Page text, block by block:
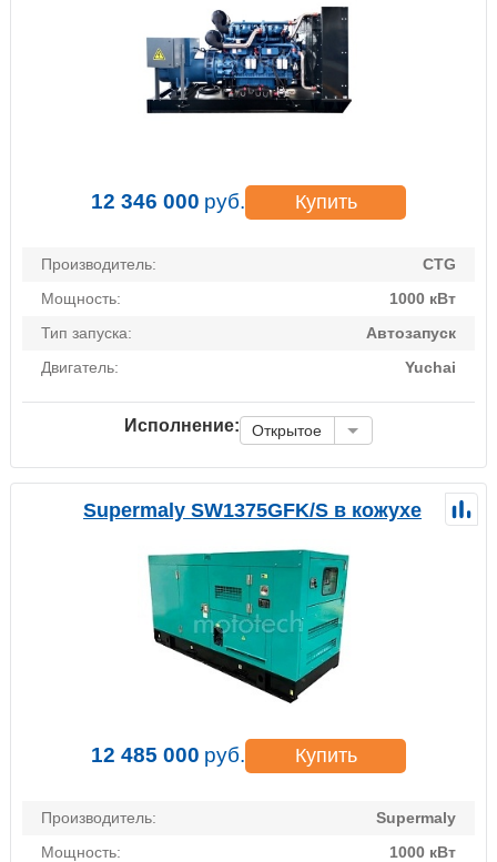
12 346 000 руб. Купить
Производитель:
CTG
Мощность:
1000 кВт
Тип запуска:
Автозапуск
Двигатель:
Yuchai
Исполнение: Открытое
Supermaly SW1375GFK/S в кожухе
12 485 000 руб. Купить
Производитель:
Supermaly
Мощность:
1000 кВт